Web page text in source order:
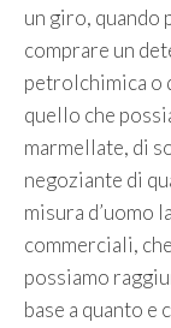
un giro, quando
comprare un
petrolchimica o
quello che
marmellate, di
negoziante di
misura d’uomo
commerciali,
possiamo
base a quanto e